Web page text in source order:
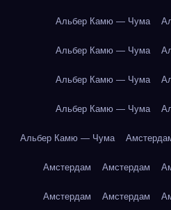
Альбер Камю — Чума
Альбер Камю — Чума
Альбер Камю — Чума
Альбер Камю — Чума
Альбер Камю — Чума
Амстердам Амстердам
Амстердам Амстердам